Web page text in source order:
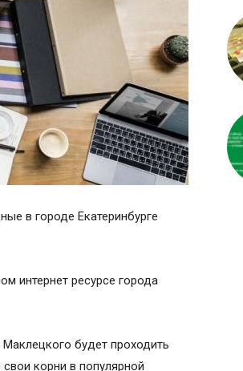
в городе Екатеринбурге
интернет ресурсе города
будет проходить
корни в популярной